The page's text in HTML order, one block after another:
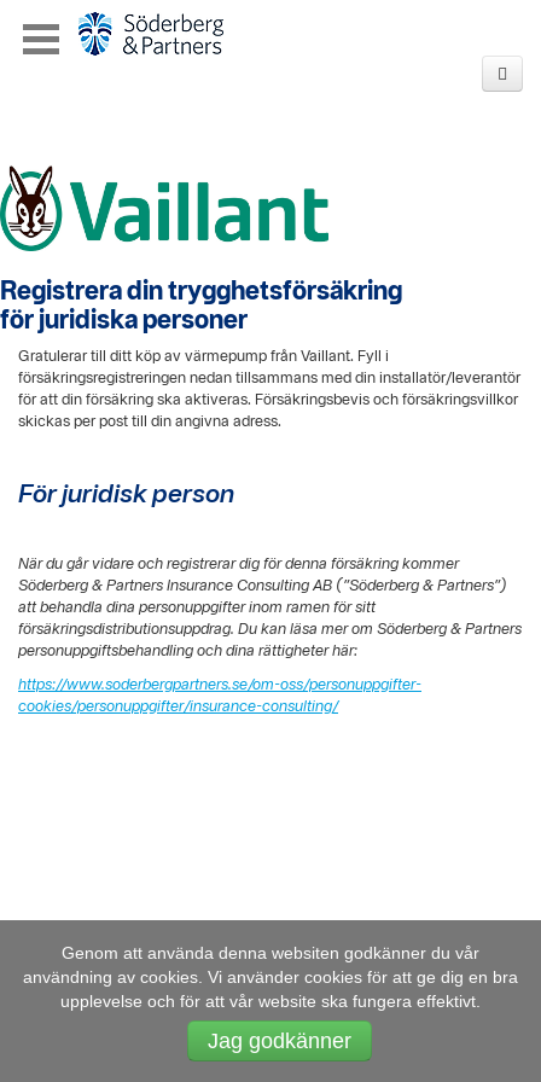
Registrera din trygghetsförsäkring
för juridiska personer
Gratulerar till ditt köp av värmepump från Vaillant. Fyll i
försäkringsregistreringen nedan tillsammans med din installatör/leverantör
för att din försäkring ska aktiveras. Försäkringsbevis och försäkringsvillkor
skickas per post till din angivna adress.
För juridisk person
När du går vidare och registrerar dig för denna försäkring kommer
Söderberg & Partners Insurance Consulting AB (”Söderberg & Partners”)
att behandla dina personuppgifter inom ramen för sitt
försäkringsdistributionsuppdrag. Du kan läsa mer om Söderberg & Partners
personuppgiftsbehandling och dina rättigheter här:
https://www.soderbergpartners.se/om-oss/personuppgifter-
cookies/personuppgifter/insurance-consulting/
Genom att använda denna websiten godkänner du vår
användning av cookies. Vi använder cookies för att ge dig en bra
upplevelse och för att vår website ska fungera effektivt.
Jag godkänner